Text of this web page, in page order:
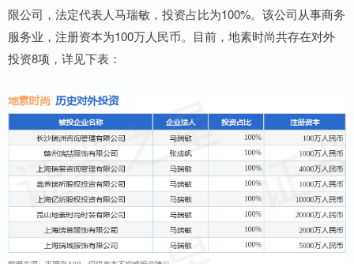
限公司，法定代表人马瑞敏，投资占比为100%。该公司从事商务
服务业，注册资本为100万人民币。目前，地素时尚共存在对外
投资8项，详见下表：